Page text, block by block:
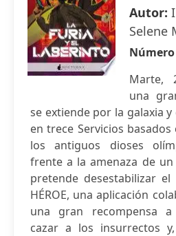
Autor:
Selene
Marte,
una
se extiende por la galaxia
en trece Servicios
los antiguos dioses
frente a la amenaza de
pretende desestabilizar el
HÉROE, una aplicación
una gran recompensa a
cazar a los insurrectos